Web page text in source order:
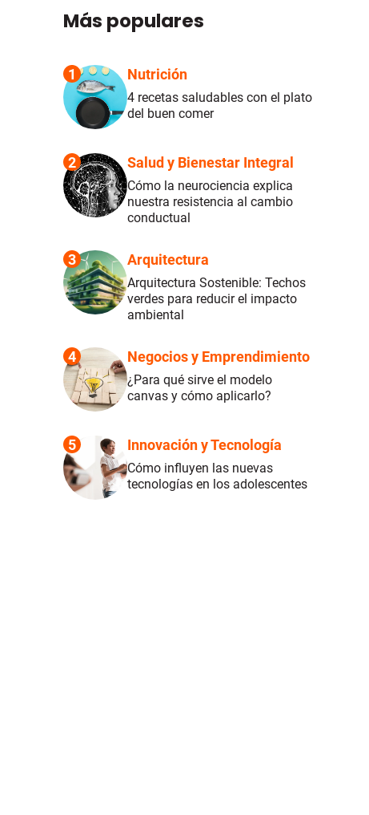
Más populares
1 Nutrición
4 recetas saludables con el plato
del buen comer
2 Salud y Bienestar Integral
Cómo la neurociencia explica
nuestra resistencia al cambio
conductual
3 Arquitectura
Arquitectura Sostenible: Techos
verdes para reducir el impacto
ambiental
4 Negocios y Emprendimiento
¿Para qué sirve el modelo
canvas y cómo aplicarlo?
5 Innovación y Tecnología
Cómo influyen las nuevas
tecnologías en los adolescentes